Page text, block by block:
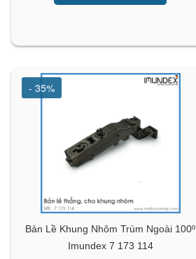
- 35%
Bản Lề Khung Nhôm Trùm Ngoài 100º
Imundex 7 173 114